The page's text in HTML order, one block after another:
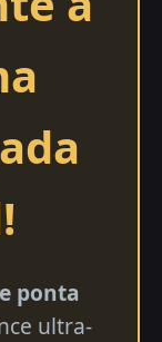
ponta
ultra-